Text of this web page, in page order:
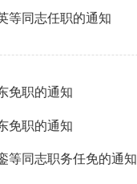
等同志任职的通知
免职的通知
免职的通知
等同志职务任免的通知